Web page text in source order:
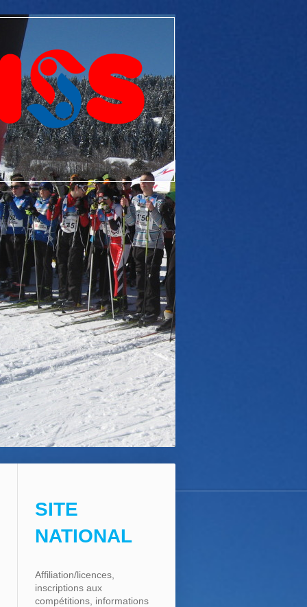
SITE
NATIONAL
Affiliation/licences,
inscriptions aux
compétitions, informations